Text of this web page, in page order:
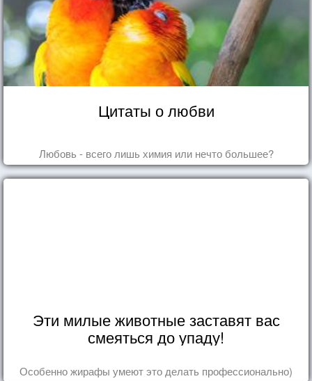
Цитаты о любви
Любовь - всего лишь химия или нечто большее?
Эти милые животные заставят вас
смеяться до упаду!
Особенно жирафы умеют это делать профессионально)